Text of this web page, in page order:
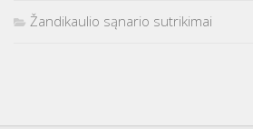
Žandikaulio sąnario sutrikimai